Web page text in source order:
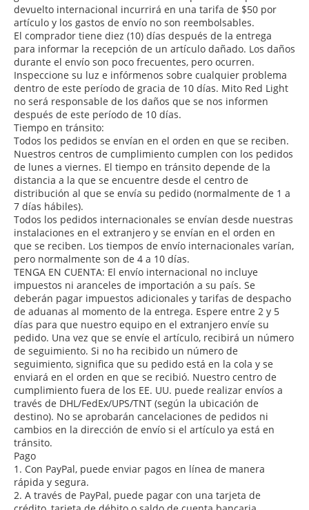
devuelto internacional incurrirá en una tarifa de $50 por
artículo y los gastos de envío no son reembolsables.
El comprador tiene diez (10) días después de la entrega
para informar la recepción de un artículo dañado. Los daños
durante el envío son poco frecuentes, pero ocurren.
Inspeccione su luz e infórmenos sobre cualquier problema
dentro de este período de gracia de 10 días. Mito Red Light
no será responsable de los daños que se nos informen
después de este período de 10 días.
Tiempo en tránsito:
Todos los pedidos se envían en el orden en que se reciben.
Nuestros centros de cumplimiento cumplen con los pedidos
de lunes a viernes. El tiempo en tránsito depende de la
distancia a la que se encuentre desde el centro de
distribución al que se envía su pedido (normalmente de 1 a
7 días hábiles).
Todos los pedidos internacionales se envían desde nuestras
instalaciones en el extranjero y se envían en el orden en
que se reciben. Los tiempos de envío internacionales varían,
pero normalmente son de 4 a 10 días.
TENGA EN CUENTA: El envío internacional no incluye
impuestos ni aranceles de importación a su país. Se
deberán pagar impuestos adicionales y tarifas de despacho
de aduanas al momento de la entrega. Espere entre 2 y 5
días para que nuestro equipo en el extranjero envíe su
pedido. Una vez que se envíe el artículo, recibirá un número
de seguimiento. Si no ha recibido un número de
seguimiento, significa que su pedido está en la cola y se
enviará en el orden en que se recibió. Nuestro centro de
cumplimiento fuera de los EE. UU. puede realizar envíos a
través de DHL/FedEx/UPS/TNT (según la ubicación de
destino). No se aprobarán cancelaciones de pedidos ni
cambios en la dirección de envío si el artículo ya está en
tránsito.
Pago
1. Con PayPal, puede enviar pagos en línea de manera
rápida y segura.
2. A través de PayPal, puede pagar con una tarjeta de